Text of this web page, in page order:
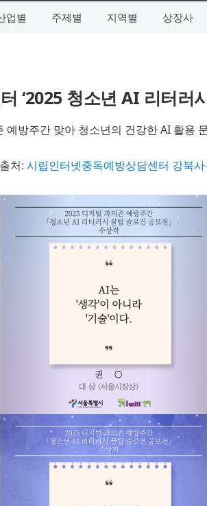
업별 주제별 지역별 상장사
‘2025 청소년 AI 리터러
예방주간 맞아 청소년의 건강한 AI 활용
출처: 시립인터넷중독예방상담센터 강북